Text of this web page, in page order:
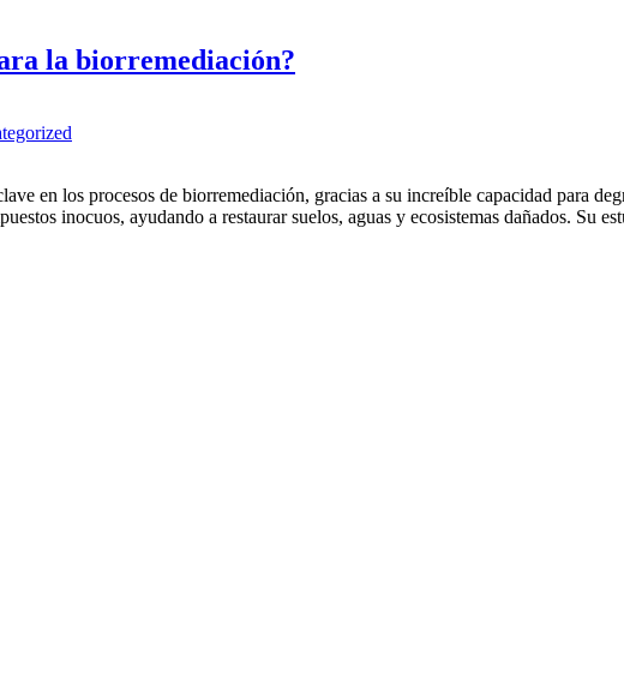
la biorremediación?
en los procesos de biorremediación, gracias a su increíble capacidad para
inocuos, ayudando a restaurar suelos, aguas y ecosistemas dañados. Su